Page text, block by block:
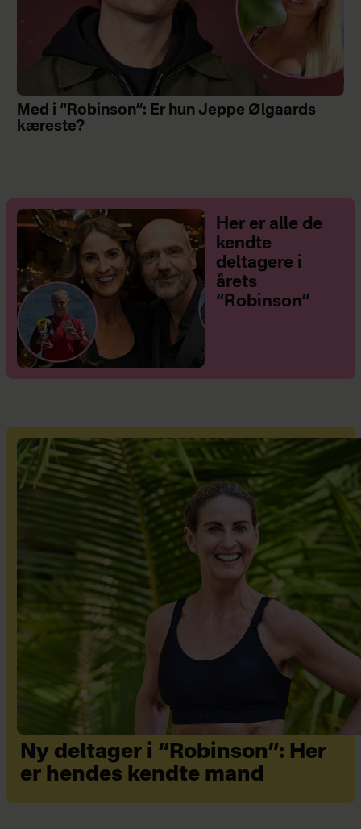
Med i “Robinson”: Er hun Jeppe Ølgaards
kæreste?
Her er alle de
kendte
deltagere i
årets
“Robinson”
Ny deltager i “Robinson”: Her
er hendes kendte mand